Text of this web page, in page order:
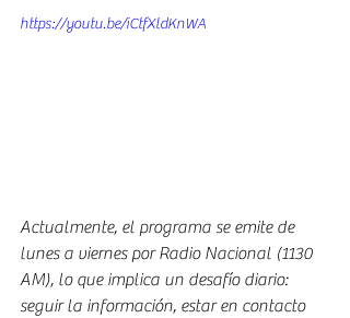
https://youtu.be/iCtfXldKnWA
Actualmente, el programa se emite de
lunes a viernes por Radio Nacional (1130
AM), lo que implica un desafío diario:
seguir la información, estar en contacto